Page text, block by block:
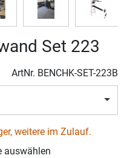
Set 223
ArtNr. BENCHK-SET-223B
weitere im Zulauf.
auswählen